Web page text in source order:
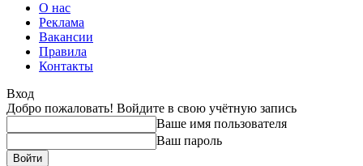
О нас
Реклама
Вакансии
Правила
Контакты
Вход
Добро пожаловать! Войдите в свою учётную запись
Ваше имя пользователя
Ваш пароль